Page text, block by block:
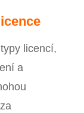
licencí,
a